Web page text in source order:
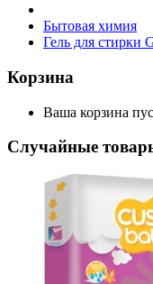
Бытовая химия
Гель для стирки
Корзина
Ваша корзина
Случайные